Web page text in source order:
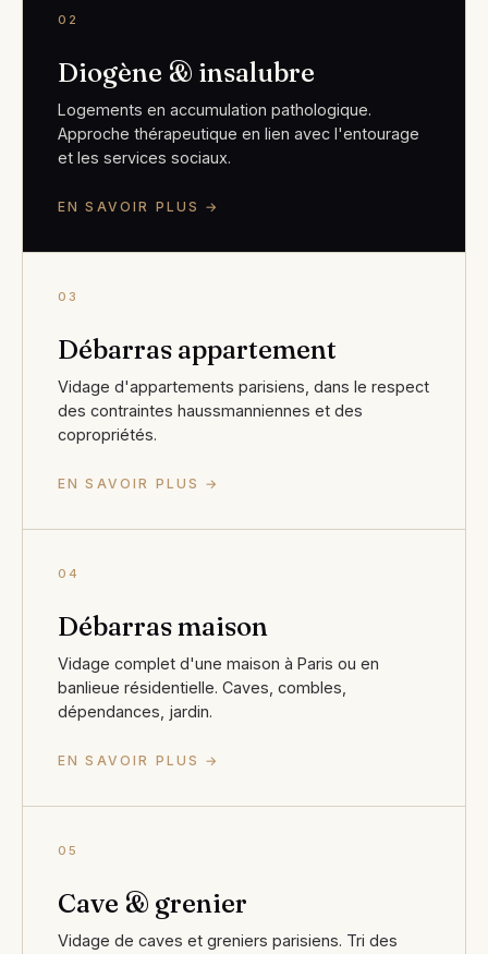
02
Diogène & insalubre
Logements en accumulation pathologique.
Approche thérapeutique en lien avec l'entourage
et les services sociaux.
EN SAVOIR PLUS →
03
Débarras appartement
Vidage d'appartements parisiens, dans le respect
des contraintes haussmanniennes et des
copropriétés.
EN SAVOIR PLUS →
04
Débarras maison
Vidage complet d'une maison à Paris ou en
banlieue résidentielle. Caves, combles,
dépendances, jardin.
EN SAVOIR PLUS →
05
Cave & grenier
Vidage de caves et greniers parisiens. Tri des